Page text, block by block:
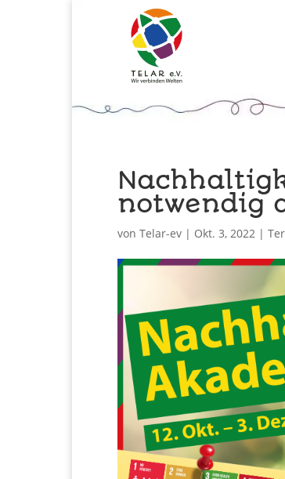
notwendig
von Telar-ev | Okt. 3, 2022 |